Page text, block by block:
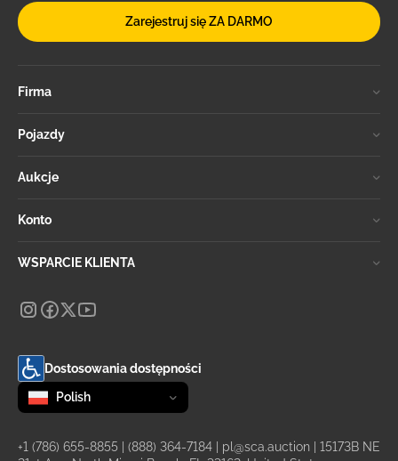
Zarejestruj się ZA DARMO
Firma
Pojazdy
Aukcje
Konto
WSPARCIE KLIENTA
Dostosowania dostępności
Zmień język
selected
Polish
+1 (786) 655-8855 (888) 364-7184 pl@sca.auction | 15173B NE